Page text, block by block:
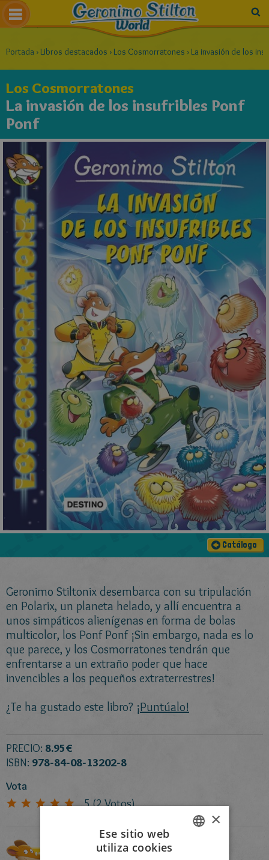
Portada › Libros destacados › Los Cosmorratones › La invasión de los
Los Cosmorratones
La invasión de los insufribles Ponf
Ponf
Catálogo
Geronimo Stiltonix desembarca con su tripulación
en Polarix, un planeta helado, y allí encuentra a
unos simpáticos alienígenas en forma de bolas
multicolor, los Ponf Ponf ¡Sin embargo, nada es lo
que parece, y los Cosmorratones tendrán que
enfrentarse a un extraño poder que hace
invencibles a los pequeños extraterrestres!
¿Te ha gustado este libro? ¡Puntúalo!
PRECIO: 8.95€
ISBN: 978-84-08-13202-8
Vota
5(2Votos)
ITALIAN
×
Ese sitio web
utiliza cookies